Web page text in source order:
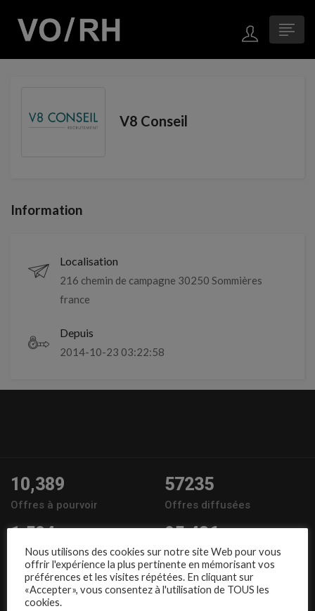
V8 Conseil
Information
Localisation
216 chemin de campagne 30250 Sommières
france
Depuis
2014-10-23 03:22:58
10,389
Offres à pourvoir
57235
Offres diffusées
1,504
Entreprises
95,486
Candidats
Nous suivre
Nous utilisons des cookies sur notre site Web pour vous
offrir l'expérience la plus pertinente en mémorisant vos
préférences et les visites répétées. En cliquant sur
«Accepter», vous consentez à l'utilisation de TOUS les
cookies.